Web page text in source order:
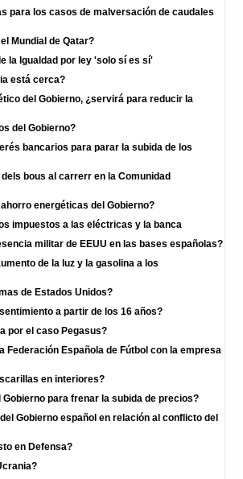
para los casos de malversación de caudales
Mundial de Qatar?
la Igualdad por ley 'solo sí es sí'
está cerca?
del Gobierno, ¿servirá para reducir la
del Gobierno?
bancarios para parar la subida de los
bous al carrerr en la Comunidad
energéticas del Gobierno?
impuestos a las eléctricas y la banca
militar de EEUU en las bases españolas?
de la luz y la gasolina a los
de Estados Unidos?
a partir de los 16 años?
por el caso Pegasus?
Española de Fútbol con la empresa
en interiores?
para frenar la subida de precios?
Gobierno español en relación al conflicto del
en Defensa?